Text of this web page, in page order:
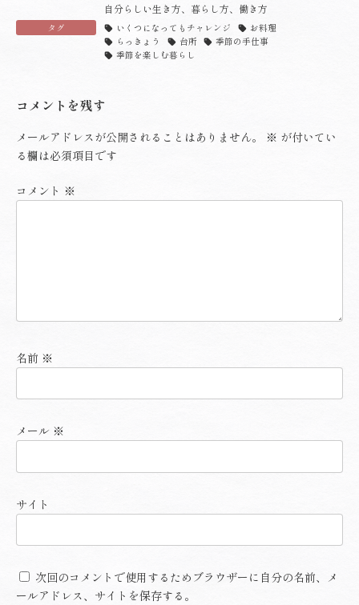
自分らしい生き方、暮らし方、働き方
タグ いくつになってもチャレンジ
お料理
らっきょう
台所
季節の手仕事
季節を楽しむ暮らし
コメントを残す
メールアドレスが公開されることはありません。 ※ が付いてい
る欄は必須項目です
コメント ※
名前 ※
メール ※
サイト
次回のコメントで使用するためブラウザーに自分の名前、メ
ールアドレス、サイトを保存する。